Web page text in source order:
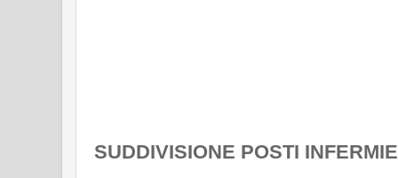
SUDDIVISIONE POSTI